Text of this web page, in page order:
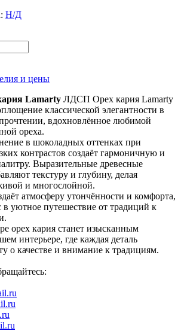
Н/Д
и цены
Lamarty ЛДСП Орех кария Lamarty
классической элегантности в
вдохновлённое любимой
ореха.
в шоколадных оттенках при
контрастов создаёт гармоничную и
Выразительные древесные
текстуру и глубину, делая
и многослойной.
атмосферу утончённости и комфорта,
в уютное путешествие от традиций к
орех кария станет изысканным
интерьере, где каждая деталь
о качестве и внимание к традициям.